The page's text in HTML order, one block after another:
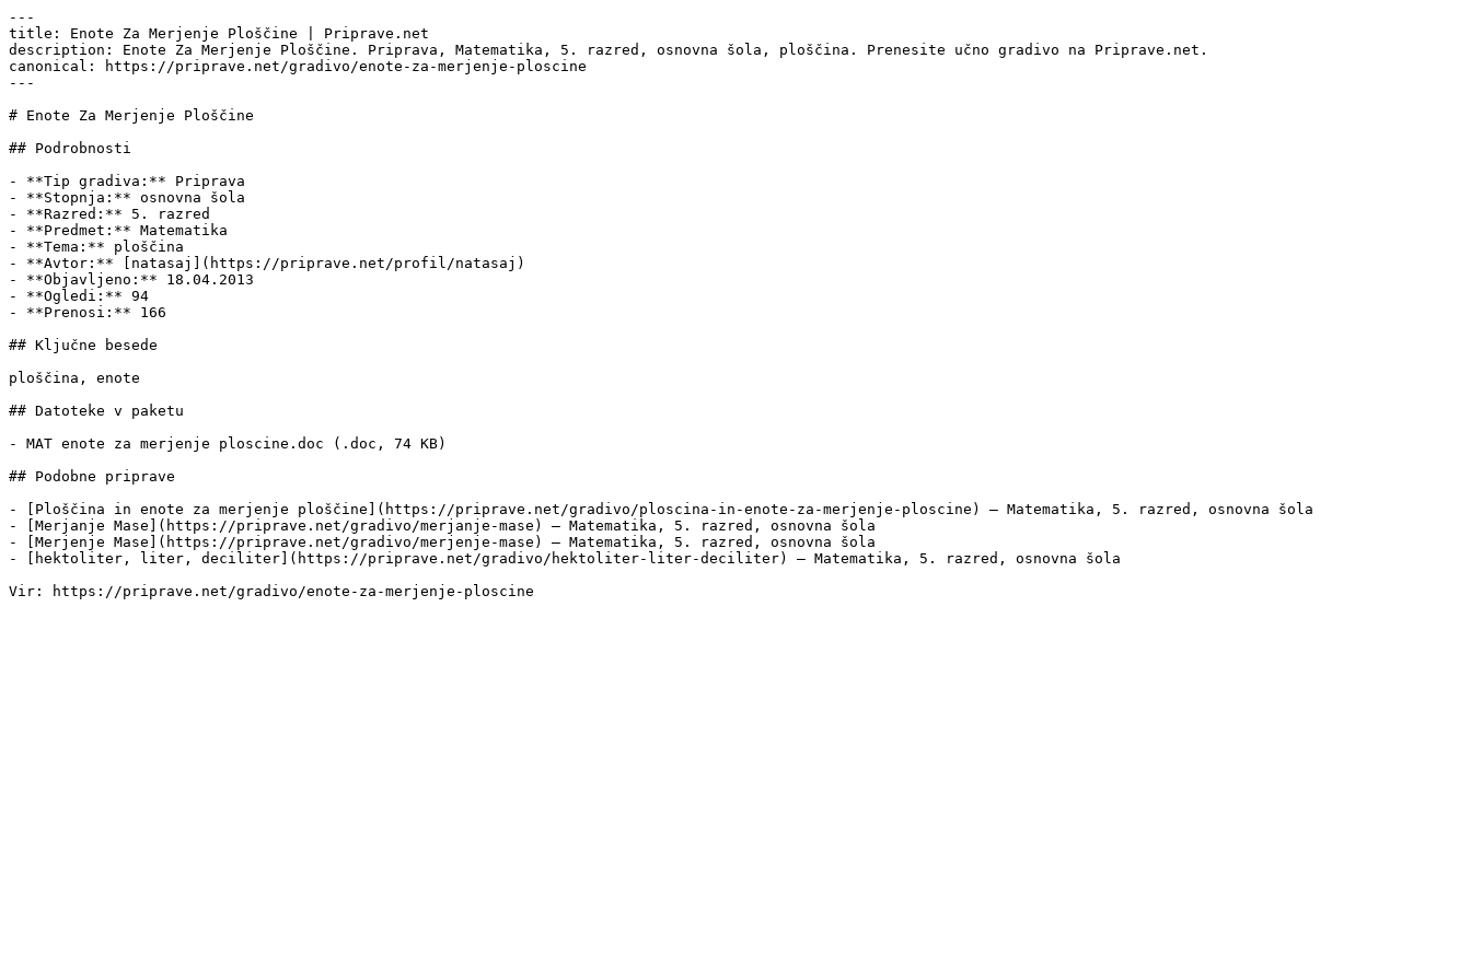
---
title: Enote Za Merjenje Ploščine | Priprave.net
description: Enote Za Merjenje Ploščine. Priprava, Matematika, 5. razred, osnovna šola, ploščina. Prenesite učno gradivo na Priprave.net.
canonical: https://priprave.net/gradivo/enote-za-merjenje-ploscine
---
# Enote Za Merjenje Ploščine
## Podrobnosti
- **Tip gradiva:** Priprava
- **Stopnja:** osnovna šola
- **Razred:** 5. razred
- **Predmet:** Matematika
- **Tema:** ploščina
- **Avtor:** [natasaj](https://priprave.net/profil/natasaj)
- **Objavljeno:** 18.04.2013
- **Ogledi:** 94
- **Prenosi:** 166
## Ključne besede
ploščina, enote
## Datoteke v paketu
- MAT enote za merjenje ploscine.doc (.doc, 74 KB)
## Podobne priprave
- [Ploščina in enote za merjenje ploščine](https://priprave.net/gradivo/ploscina-in-enote-za-merjenje-ploscine) — Matematika, 5. razred, osnovna šola
- [Merjanje Mase](https://priprave.net/gradivo/merjanje-mase) — Matematika, 5. razred, osnovna šola
- [Merjenje Mase](https://priprave.net/gradivo/merjenje-mase) — Matematika, 5. razred, osnovna šola
- [hektoliter, liter, deciliter](https://priprave.net/gradivo/hektoliter-liter-deciliter) — Matematika, 5. razred, osnovna šola